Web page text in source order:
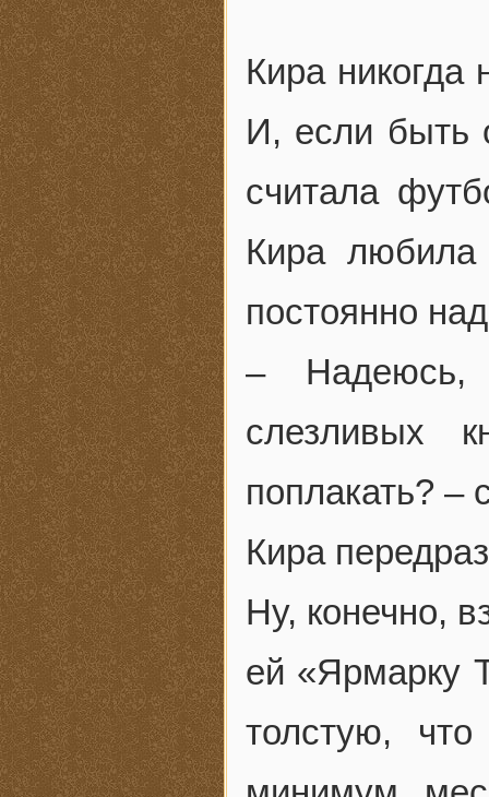
Кира никогда
И, если быть
считала
Кира любила
постоянно
– Надеюсь,
слезливых
поплакать? –
Кира
Ну, конечно,
ей «Ярмарку
толстую,